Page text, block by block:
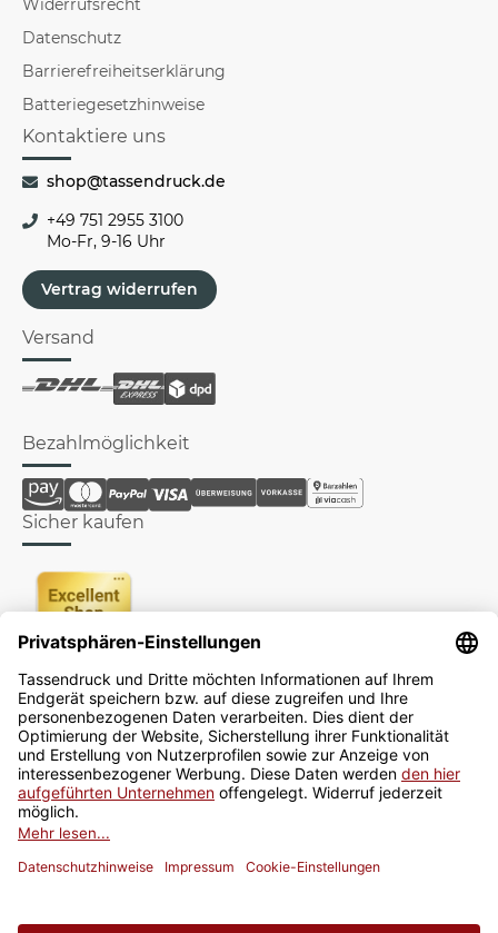
Widerrufsrecht
Datenschutz
Barrierefreiheitserklärung
Batteriegesetzhinweise
Kontaktiere uns
shop@tassendruck.de
+49 751 2955 3100
Mo-Fr, 9-16 Uhr
Vertrag widerrufen
Versand
Bezahlmöglichkeit
Sicher kaufen
Newsletter